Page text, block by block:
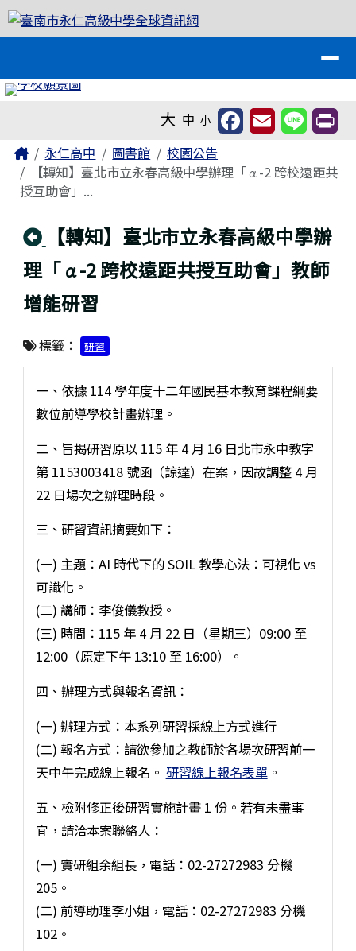
跳至主內容區
臺南市永仁高級中學全球資訊網
大 中 小
主內容區域
Home永仁高中 圖書館
校園公告
【轉知】臺北市立永春高級中學辦理「α-2 跨校遠距共
授互助會」...
回上頁
【轉知】臺北市立永春高級中學辦
理「α-2 跨校遠距共授互助會」教師
增能研習
標籤： 研習
一、依據 114 學年度十二年國民基本教育課程綱要
數位前導學校計畫辦理。
二、旨揭研習原以 115 年 4 月 16 日北市永中教字
第 1153003418 號函（諒達）在案，因故調整 4 月
22 日場次之辦理時段。
三、研習資訊摘要如下：
(一) 主題：AI 時代下的 SOIL 教學心法：可視化 vs
可識化。
(二) 講師：李俊儀教授。
(三) 時間：115 年 4 月 22 日（星期三）09:00 至
12:00（原定下午 13:10 至 16:00）。
四、辦理方式與報名資訊：
(一) 辦理方式：本系列研習採線上方式進行
(二) 報名方式：請欲參加之教師於各場次研習前一
天中午完成線上報名。 研習線上報名表單。
五、檢附修正後研習實施計畫 1 份。若有未盡事
宜，請洽本案聯絡人：
(一) 實研組余組長，電話：02-27272983 分機
205。
(二) 前導助理李小姐，電話：02-27272983 分機
102。
頁尾區域